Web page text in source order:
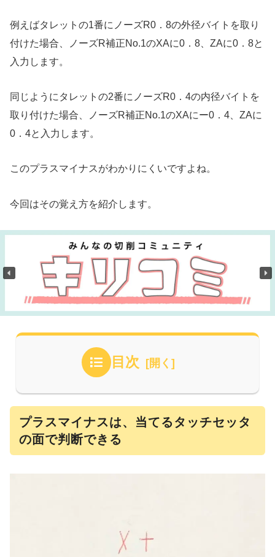
例えばタレットの1番にノーズR0．8の外径バイトを取り
付けた場合、ノーズR補正No.1のXAに0．8、ZAに0．8と
入力します。
同じようにタレットの2番にノーズR0．4の内径バイトを
取り付けた場合、ノーズR補正No.1のXAにー0．4、ZAに
0．4と入力します。
このプラスマイナスがわかりにくいですよね。
今回はその覚え方を紹介します。
目次
プラスマイナスは、当てるタッチセッタ
の面で判断できる